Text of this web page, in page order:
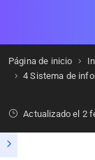
Página de inicio
4 Sistema de
Actualizado el 2